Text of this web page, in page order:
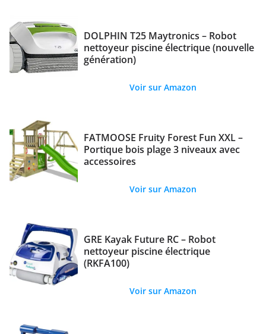
DOLPHIN T25 Maytronics – Robot
nettoyeur piscine électrique (nouvelle
génération)
Voir sur Amazon
FATMOOSE Fruity Forest Fun XXL –
Portique bois plage 3 niveaux avec
accessoires
Voir sur Amazon
GRE Kayak Future RC – Robot
nettoyeur piscine électrique
(RKFA100)
Voir sur Amazon